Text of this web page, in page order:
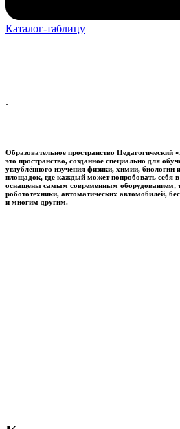
Каталог-таблицу
.
Образовательное пространство Педагогический
это пространство, созданное специально для
углублённого изучения физики, химии, биологии
площадок, где каждый может попробовать себя
оснащены самым современным оборудованием,
робототехники, автоматических автомобилей,
и многим другим.